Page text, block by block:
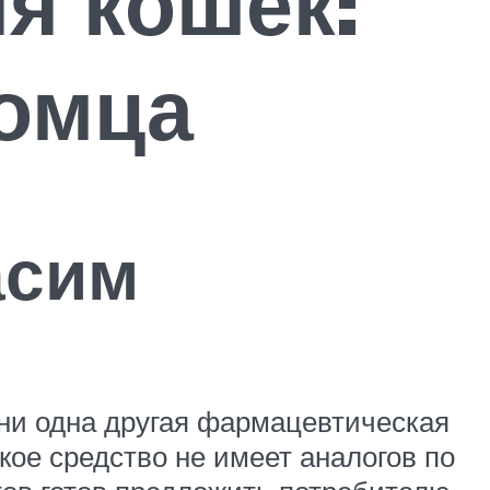
одна другая фармацевтическая
средство не имеет аналогов по